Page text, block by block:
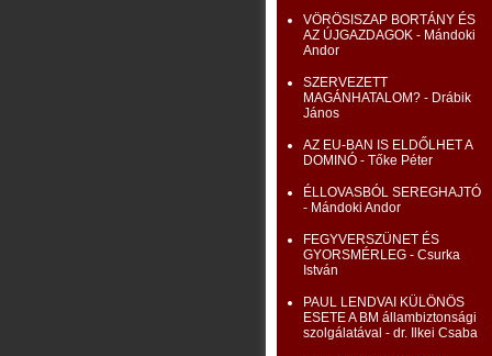
VÖRÖSISZAP BORTÁNY ÉS
AZ ÚJGAZDAGOK - Mándoki
Andor
SZERVEZETT
MAGÁNHATALOM? - Drábik
János
AZ EU-BAN IS ELDŐLHET A
DOMINÓ - Tőke Péter
ÉLLOVASBÓL SEREGHAJTÓ
- Mándoki Andor
FEGYVERSZÜNET ÉS
GYORSMÉRLEG - Csurka
István
PAUL LENDVAI KÜLÖNÖS
ESETE A BM állambiztonsági
szolgálatával - dr. Ilkei Csaba